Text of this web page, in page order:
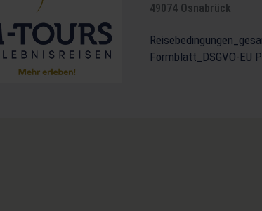
49074 Osnabrück
Formblatt_DSGVO-EU